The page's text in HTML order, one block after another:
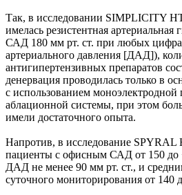
Так, в исследовании SIMPLICITY
имелась резистентная артериальная
САД 180 мм рт. ст. при любых
артериального давления [ДАД]),
антигипертензивных препаратов
денервация проводилась только в
с использованием моноэлектродной
аблационной системы, при этом
имели достаточного опыта.
Напротив, в исследование SPYRAL
пациенты с офисным САД от 150 до
ДАД не менее 90 мм рт. ст., и
суточного мониторирования от 140